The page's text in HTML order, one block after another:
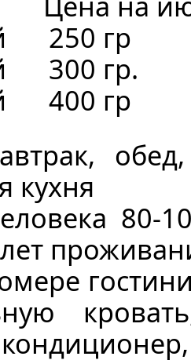
250 гр
300 гр.
400 гр
кухня
80-